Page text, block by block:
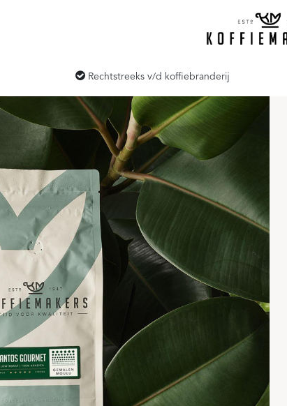
Rechtstreeks v/d koffiebranderij